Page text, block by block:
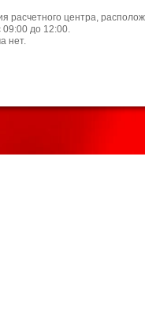
расчетного центра,
09:00 до 12:00.
нет.